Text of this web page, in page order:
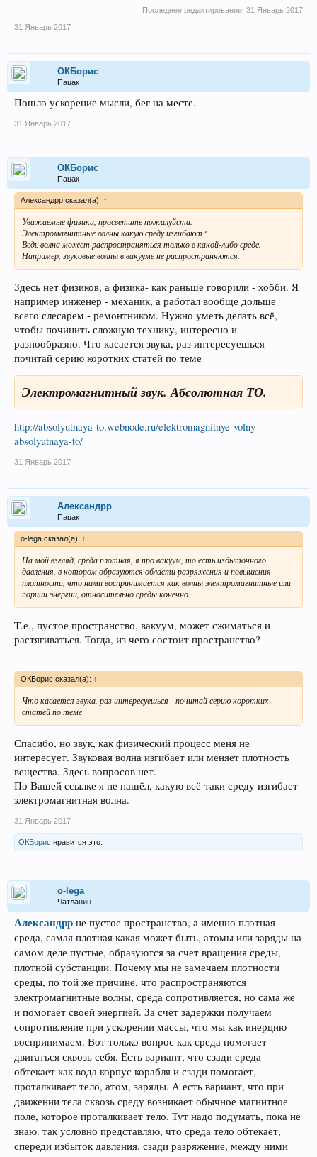
Последнее редактирование: 31 Январь 2017
31 Январь 2017
ОКБорис
Пацак
Пошло ускорение мысли, бег на месте.
31 Январь 2017
ОКБорис
Пацак
Александрр сказал(а): ↑
Уважаемые физики, просветите пожалуйста.
Электромагнитные волны какую среду изгибают?
Ведь волна может распространяться только в какой-либо среде.
Например, звуковые волны в вакууме не распространяются.
Здесь нет физиков, а физика- как раньше говорили - хобби. Я
например инженер - механик, а работал вообще дольше
всего слесарем - ремонтником. Нужно уметь делать всё,
чтобы починить сложную технику, интересно и
разнообразно. Что касается звука, раз интересуешься -
почитай серию коротких статей по теме
Электромагнитный звук. Абсолютная ТО.
http://absolyutnaya-to.webnode.ru/elektromagnitnye-volny-
absolyutnaya-to/
31 Январь 2017
Александрр
Пацак
o-lega сказал(а): ↑
На мой взгляд, среда плотная, я про вакуум, то есть избыточного
давления, в котором образуются области разряжения и повышения
плотности, что нами воспринимается как волны электромагнитные или
порции энергии, относительно среды конечно.
Т.е., пустое пространство, вакуум, может сжиматься и
растягиваться. Тогда, из чего состоит пространство?
ОКБорис сказал(а): ↑
Что касается звука, раз интересуешься - почитай серию коротких
статей по теме
Спасибо, но звук, как физический процесс меня не
интересует. Звуковая волна изгибает или меняет плотность
вещества. Здесь вопросов нет.
По Вашей ссылке я не нашёл, какую всё-таки среду изгибает
электромагнитная волна.
31 Январь 2017
ОКБорис нравится это.
o-lega
Чатланин
Александрр не пустое пространство, а именно плотная
среда, самая плотная какая может быть, атомы или заряды на
самом деле пустые, образуются за счет вращения среды,
плотной субстанции. Почему мы не замечаем плотности
среды, по той же причине, что распространяются
электромагнитные волны, среда сопротивляется, но сама же
и помогает своей энергией. За счет задержки получаем
сопротивление при ускорении массы, что мы как инерцию
воспринимаем. Вот только вопрос как среда помогает
двигаться сквозь себя. Есть вариант, что сзади среда
обтекает как вода корпус корабля и сзади помогает,
проталкивает тело, атом, заряды. А есть вариант, что при
движении тела сквозь среду возникает обычное магнитное
поле, которое проталкивает тело. Тут надо подумать, пока не
знаю. так условно представляю, что среда тело обтекает,
спереди избыток давления. сзади разряжение, между ними